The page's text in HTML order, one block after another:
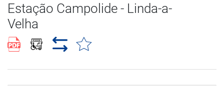
Estação Campolide - Linda-a-
Velha